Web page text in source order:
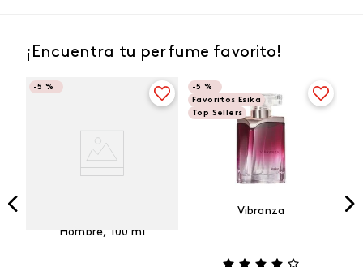
¡Encuentra tu perfume favorito!
-5 %
Hombre, 100 ml
-5 %
Favoritos Esika
Top Sellers
Vibranza